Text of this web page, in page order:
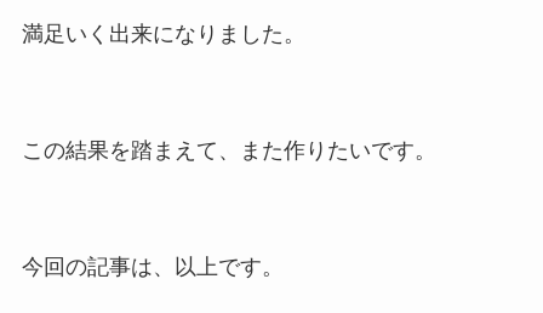
満足いく出来になりました。
この結果を踏まえて、また作りたいです。
今回の記事は、以上です。